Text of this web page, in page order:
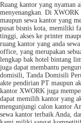
Ruang kantor yang nyaman
menyenangkan. Di XWORK
maupun sewa kantor yang
pusat bisnis kota, memiliki
tinggi, akses ke printer
ruang kantor yang anda
office, yang merupakan
lengkap bak hotel bintang
juga dapat membantu
domisili, Tanda Domisili
akte pendirian PT maupun
kantor XWORK juga
dapat memilih kantor yang
mengunjungi calon kantor
sewa kantor terbaik Anda,